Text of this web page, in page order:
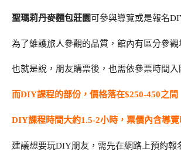
聖瑪莉丹麥麵包莊園可參與導覽或是報名
為了維護旅人參觀的品質，館內有區分參觀
也就是說，朋友購票後，也需依參票時間入
而DIY課程的部份，價格落在$250-450之間
DIY課程時間大約1.5-2小時，票價內含導覽
建議想要玩DIY朋友，需先在網路上預約報